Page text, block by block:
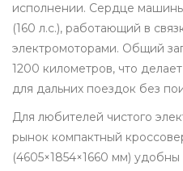
исполнении. Сердце
(160 л.с.), работающий в
электромоторами. Общий
1200 километров, что
для дальних поездок без
Для любителей чистого
рынок компактный
(4605×1854×1660 мм) удобны